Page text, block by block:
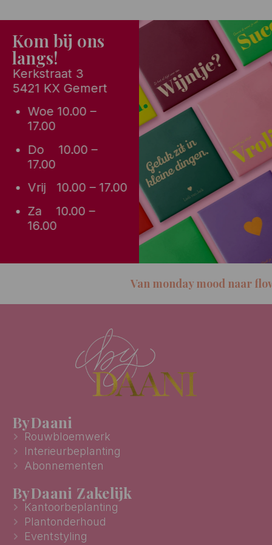
Kom bij ons
langs!
Kerkstraat 3
5421 KX Gemert
Woe 10.00 –
17.00
Do 10.00 –
17.00
Vrij 10.00 – 17.00
Za 10.00 –
16.00
Van monday mood naar flower
ByDaani
Rouwbloemwerk
Interieurbeplanting
Abonnementen
ByDaani Zakelijk
Kantoorbeplanting
Plantonderhoud
Eventstyling